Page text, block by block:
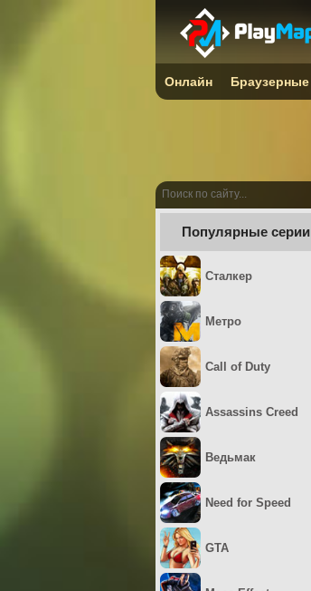
Популярные серии
Сталкер
Метро
Call of Duty
Assassins Creed
Ведьмак
Need for Speed
GTA
Онлайн Браузерные